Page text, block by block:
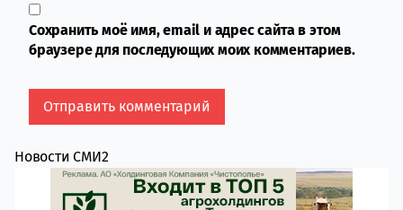
Сохранить моё имя, email и адрес сайта в этом
браузере для последующих моих комментариев.
Новости СМИ2